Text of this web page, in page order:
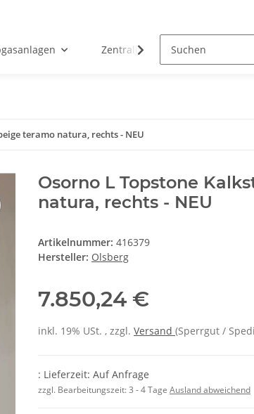
Zentralheizungen
teramo natura, rechts - NEU
Osorno L Topstone
natura, rechts - NEU
Artikelnummer: 416379
Hersteller: Olsberg
7.850,24 €
inkl. 19% USt. , zzgl. Versand (Sperrgut /
: Lieferzeit: Auf Anfrage
zzgl. Bearbeitungszeit:3 - 4 Tage Ausland abweichend